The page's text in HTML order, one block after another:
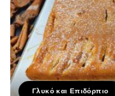
Γλυκό και Επιδόρπιο